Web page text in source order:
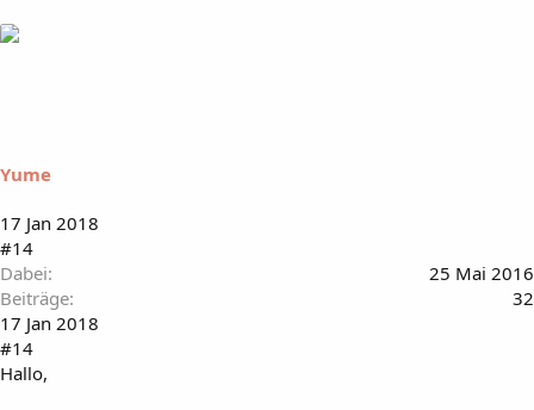
Yume
17 Jan 2018
#14
Dabei
25 Mai 2016
Beiträge
32
17 Jan 2018
#14
Hallo,